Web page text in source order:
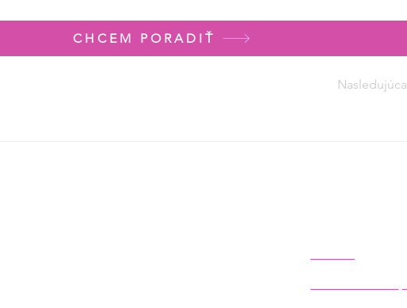
CHCEM PORADIŤ
Nasledujúca